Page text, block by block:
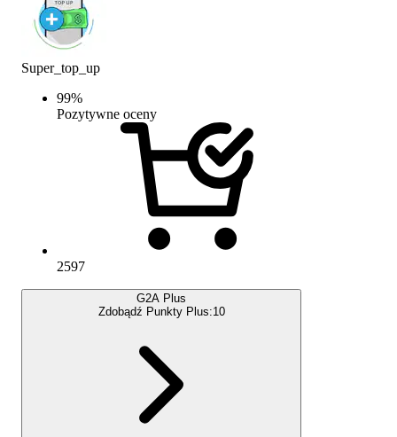
Super_top_up
99%
Pozytywne oceny
2597
G2A Plus
Zdobądź Punkty Plus:10